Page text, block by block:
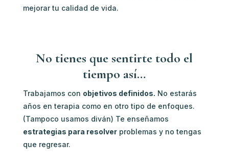
mejorar tu calidad de vida.
No tienes que sentirte todo el
tiempo así…
Trabajamos con objetivos definidos. No estarás
años en terapia como en otro tipo de enfoques.
(Tampoco usamos diván) Te enseñamos
estrategias para resolverproblemas y no tengas
que regresar.